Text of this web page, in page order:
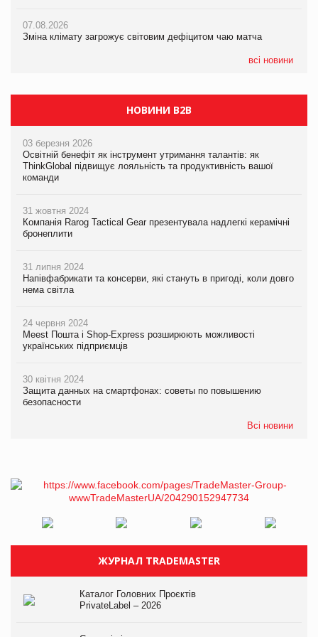
07.08.2026
Зміна клімату загрожує світовим дефіцитом чаю матча
всі новини
EVA.UA запустила кампанію «Хто б знав» про асортимент,
Kraft Heinz скоротила збиток у першому півріччі
НОВИНИ B2B
03 березня 2026
Освітній бенефіт як інструмент утримання талантів: як
ThinkGlobal підвищує лояльність та продуктивність вашої
команди
31 жовтня 2024
Компанія Rarog Tactical Gear презентувала надлегкі керамічні
бронеплити
31 липня 2024
Напівфабрикати та консерви, які стануть в пригоді, коли довго
нема світла
24 червня 2024
Meest Пошта і Shop-Express розширюють можливості
українських підприємців
30 квітня 2024
Защита данных на смартфонах: советы по повышению
безопасности
Всі новини
ЖУРНАЛ TRADEMASTER
Каталог Головних Проєктів
PrivateLabel – 2026